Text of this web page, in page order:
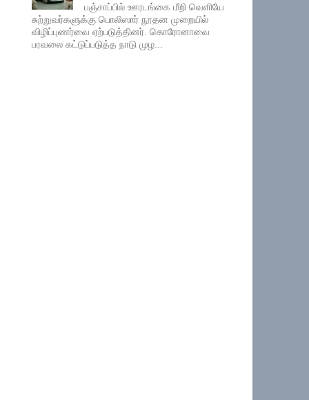
பஞ்சாப்பில் ஊரடங்கை மீறி வெளியே
சுற்றுவர்களுக்கு பொலிஸார் நூதன முறையில்
விழிப்புணர்வை ஏற்படுத்தினர். கொரோனாவை
பரவலை கட்டுப்படுத்த நாடு முழ...